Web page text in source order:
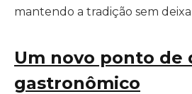
mantendo a tradição sem
Um novo ponto de
gastronômico